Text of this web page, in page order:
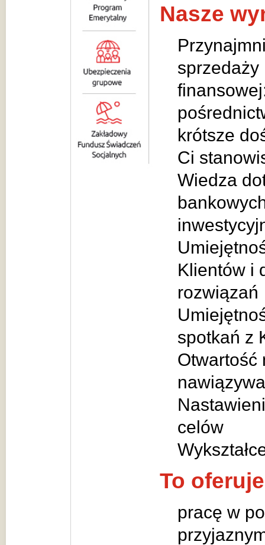
Nasze
sprzedaży
krótsze
Ci
Wiedza
Klientów i
rozwiązań
spotkań z
Otwartość
celów
To
pracę w